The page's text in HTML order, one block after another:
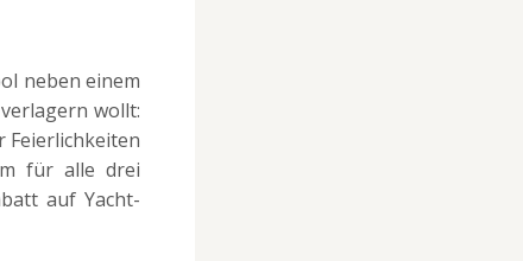
neben einem
wollt:
Feierlichkeiten
für alle drei
auf Yacht-